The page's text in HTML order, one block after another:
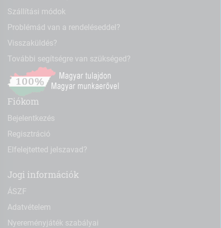
Szállítási módok
Problémád van a rendeléseddel?
Visszaküldés?
További segítségre van szükséged?
Fiókom
Bejelentkezés
Regisztráció
Elfelejtetted jelszavad?
Jogi információk
ÁSZF
Adatvételem
Nyereményjáték szabályai